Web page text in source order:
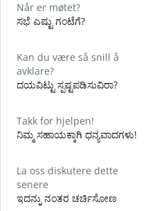
Når er møtet?
ಸಭೆ ಎಷ್ಟು ಗಂಟೆಗೆ?
Kan du være så snill å
avklare?
ದಯವಿಟ್ಟು ಸ್ಪಷ್ಟಪಡಿಸುವಿರಾ?
Takk for hjelpen!
ನಿಮ್ಮ ಸಹಾಯಕ್ಕಾಗಿ ಧನ್ಯವಾದಗಳು!
La oss diskutere dette
senere
ಇದನ್ನು ನಂತರ ಚರ್ಚಿಸೋಣ